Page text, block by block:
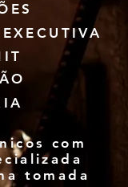
com
tomada